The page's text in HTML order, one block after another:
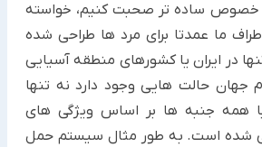
خصوص ساده تر صحبت کنیم، خواسته
ما عمدتا برای مرد ها طراحی شده
در ایران یا کشورهای منطقه آسیایی
جهان حالت هایی وجود دارد نه تنها
همه جنبه ها بر اساس ویژگی های
شده است. به طور مثال سیستم حمل